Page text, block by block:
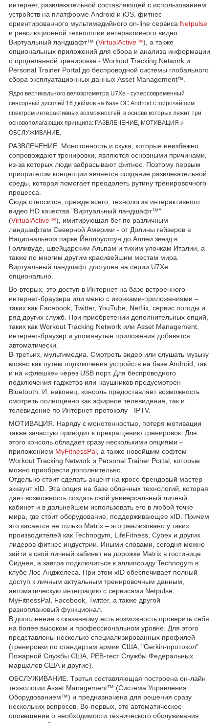
интернет, развлекательной составляющей с использованием
устройств на платформе Android и iOS, фитнес
ориентированного мультимедийного on-line сервиса Netpulse
и революционной технологии интерактивного видео
Виртуальный ландшафт™ (VirtualActive™), а также
опциональных приложений для сбора и анализа информации
о проделанной тренировке - Workout Tracking Network и
Personal Trainer Portal до беспроводной системы глобального
сбора эксплуатационных данных Asset Management™
Ядро вертикального велоэргометра U7Xe - суперсовременный
сенсорный дисплей 16 дюймов на базе ОС Android с широчайшим
спектром интерактивных возможностей, в основе которых лежит три
основополагающих принципа: РАЗВЛЕЧЕНИЕ, МОТИВАЦИЯ и
ОБСЛУЖИВАНИЕ.
РАЗВЛЕЧЕНИЕ. Монотонность и скука, которые неизбежно
сопровождают тренировки, являются основными причинами,
из-за которых люди забрасывают фитнес. Поэтому первым
приоритетом концепции является создание развлекательной
среды, которая помогает преодолеть рутину тренировочного
процесса.
Сюда относится, прежде всего, технология интерактивного
видео HD качества "Виртуальный ландшафт™"
(VirtualActive™), имитирующая бег по различным
ландшафтам Северной Америки - от Долины гейзеров в
Национальном парке Йеллоустоун до Аллеи звезд в
Голливуде, швейцарским Альпам и тихим улочкам Италии, а
также по многим другим красивейшим местам мира.
Виртуальный ландшафт доступен на серии U7Xe
опционально.
Во-вторых, это доступ в Интернет на базе встроенного
интернет-браузера или меню с иконками-приложениями –
таких как Facebook, Twitter, YouTube, Netflix, сервис погоды и
ряд других служб. При приобретении дополнительных опций,
таких как Workout Tracking Network или Asset Management,
интернет-браузер и упомянутые приложения добавятся
автоматически.
В-третьих, мультимедиа. Смотреть видео или слушать музыку
можно как путем подключения устройств на базе Android, так
и на «флешке» через USB порт. Для беспроводного
подключения гаджетов или наушников предусмотрен
Bluetooth. И, наконец, консоль предоставляет возможность
смотреть полноценно как эфирное телевидение, так и
телевидение по Интернет-протоколу - IPTV.
МОТИВАЦИЯ. Наряду с монотонностью, потеря мотивации
также зачастую приводит к прекращению тренировок. Для
этого консоль обладает сразу несколькими опциями –
приложением MyFitnessPal , а также новейшим софтом
Workout Tracking Network и Personal Trainer Portal, которые
можно приобрести дополнительно.
Отдельно стоит сделать акцент на кросс-брендовый мастер
эккаунт xID. Эта опция на базе облачных технологий, которая
дает возможность создать свой универсальный личный
кабинет и в дальнейшем использовать его в любой точке
мира, где стоит оборудование, поддерживающее xID. Причем
это касается не только Matrix – это реализовано у таких
производителей как Technogym, LifeFitness, Cybex и других
лидеров фитнес индустрии. Иными словами, сегодня можно
зайти в свой личный кабинет на дорожке Matrix в гостинице
Сиднея, а завтра подключиться к эллипсоиду Technogym в
клубе Лос-Анджелеса. При этом xID обеспечивает полный
доступ к личным актуальным тренировочным данным,
автоматическую интеграцию с сервисами Netpulse,
MyFitnessPal, Facebook, Twitter, а также другой
разноплановый функционал.
В дополнение к сказанному есть возможность проверить себя
на более высоком и профессиональном уровне. Для этого
представлены несколько специализированных профилей
(тренировки по стандартам армии США, "Gerkin-протокол"
Пожарной Службы США, PEB-тест Службы Федеральных
маршалов США и другие).
ОБСЛУЖИВАНИЕ. Третья составляющая построена он-лайн
технологии Asset Management™ (Система Управления
Оборудованием™) и предназначена для решения сразу
нескольких вопросов. Во-первых, это автоматическое
оповещение о необходимости технического обслуживания